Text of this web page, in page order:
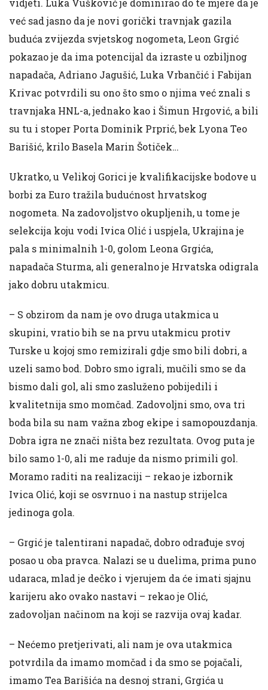
vidjeti. Luka Vušković je dominirao do te mjere da je
već sad jasno da je novi gorički travnjak gazila
buduća zvijezda svjetskog nogometa, Leon Grgić
pokazao je da ima potencijal da izraste u ozbiljnog
napadača, Adriano Jagušić, Luka Vrbančić i Fabijan
Krivac potvrdili su ono što smo o njima već znali s
travnjaka HNL-a, jednako kao i Šimun Hrgović, a bili
su tu i stoper Porta Dominik Prprić, bek Lyona Teo
Barišić, krilo Basela Marin Šotiček…
Ukratko, u Velikoj Gorici je kvalifikacijske bodove u
borbi za Euro tražila budućnost hrvatskog
nogometa. Na zadovoljstvo okupljenih, u tome je
selekcija koju vodi Ivica Olić i uspjela, Ukrajina je
pala s minimalnih 1-0, golom Leona Grgića,
napadača Sturma, ali generalno je Hrvatska odigrala
jako dobru utakmicu.
– S obzirom da nam je ovo druga utakmica u
skupini, vratio bih se na prvu utakmicu protiv
Turske u kojoj smo remizirali gdje smo bili dobri, a
uzeli samo bod. Dobro smo igrali, mučili smo se da
bismo dali gol, ali smo zasluženo pobijedili i
kvalitetnija smo momčad. Zadovoljni smo, ova tri
boda bila su nam važna zbog ekipe i samopouzdanja.
Dobra igra ne znači ništa bez rezultata. Ovog puta je
bilo samo 1-0, ali me raduje da nismo primili gol.
Moramo raditi na realizaciji – rekao je izbornik
Ivica Olić, koji se osvrnuo i na nastup strijelca
jedinoga gola.
– Grgić je talentirani napadač, dobro odrađuje svoj
posao u oba pravca. Nalazi se u duelima, prima puno
udaraca, mlad je dečko i vjerujem da će imati sjajnu
karijeru ako ovako nastavi – rekao je Olić,
zadovoljan načinom na koji se razvija ovaj kadar.
– Nećemo pretjerivati, ali nam je ova utakmica
potvrdila da imamo momčad i da smo se pojačali,
imamo Tea Barišića na desnoj strani, Grgića u